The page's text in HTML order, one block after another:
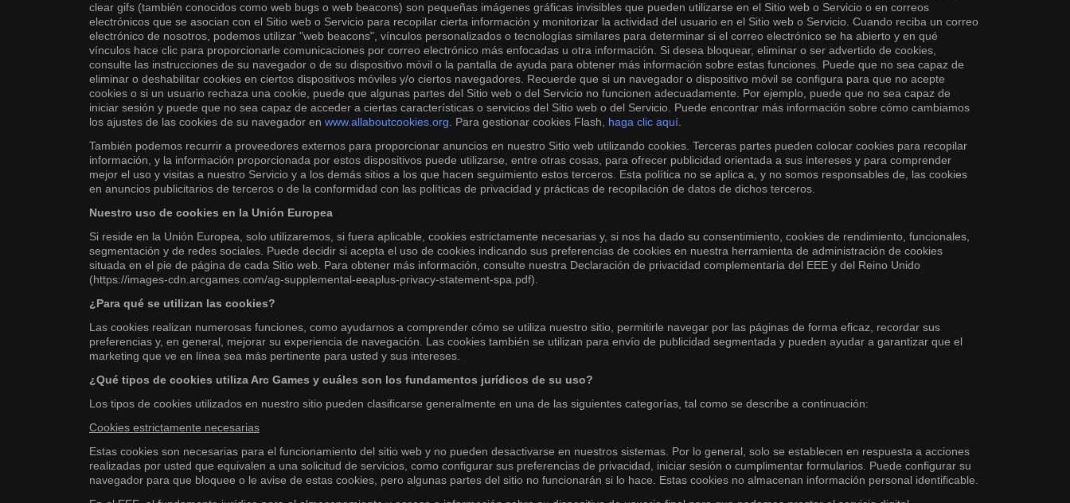
clear gifs (también conocidos como web bugs o web beacons) son pequeñas imágenes gráficas invisibles que pueden utilizarse en el Sitio web o Servicio o en correos
electrónicos que se asocian con el Sitio web o Servicio para recopilar cierta información y monitorizar la actividad del usuario en el Sitio web o Servicio. Cuando reciba un correo
electrónico de nosotros, podemos utilizar "web beacons", vínculos personalizados o tecnologías similares para determinar si el correo electrónico se ha abierto y en qué
vínculos hace clic para proporcionarle comunicaciones por correo electrónico más enfocadas u otra información. Si desea bloquear, eliminar o ser advertido de cookies,
consulte las instrucciones de su navegador o de su dispositivo móvil o la pantalla de ayuda para obtener más información sobre estas funciones. Puede que no sea capaz de
eliminar o deshabilitar cookies en ciertos dispositivos móviles y/o ciertos navegadores. Recuerde que si un navegador o dispositivo móvil se configura para que no acepte
cookies o si un usuario rechaza una cookie, puede que algunas partes del Sitio web o del Servicio no funcionen adecuadamente. Por ejemplo, puede que no sea capaz de
iniciar sesión y puede que no sea capaz de acceder a ciertas características o servicios del Sitio web o del Servicio. Puede encontrar más información sobre cómo cambiamos
los ajustes de las cookies de su navegador en www.allaboutcookies.org . Para gestionar cookies Flash, haga clic aquí
También podemos recurrir a proveedores externos para proporcionar anuncios en nuestro Sitio web utilizando cookies. Terceras partes pueden colocar cookies para recopilar
información, y la información proporcionada por estos dispositivos puede utilizarse, entre otras cosas, para ofrecer publicidad orientada a sus intereses y para comprender
mejor el uso y visitas a nuestro Servicio y a los demás sitios a los que hacen seguimiento estos terceros. Esta política no se aplica a, y no somos responsables de, las cookies
en anuncios publicitarios de terceros o de la conformidad con las políticas de privacidad y prácticas de recopilación de datos de dichos terceros.
Nuestro uso de cookies en la Unión Europea
Si reside en la Unión Europea, solo utilizaremos, si fuera aplicable, cookies estrictamente necesarias y, si nos ha dado su consentimiento, cookies de rendimiento, funcionales,
segmentación y de redes sociales. Puede decidir si acepta el uso de cookies indicando sus preferencias de cookies en nuestra herramienta de administración de cookies
situada en el pie de página de cada Sitio web. Para obtener más información, consulte nuestra Declaración de privacidad complementaria del EEE y del Reino Unido
(https://images-cdn.arcgames.com/ag-supplemental-eeaplus-privacy-statement-spa.pdf).
¿Para qué se utilizan las cookies?
Las cookies realizan numerosas funciones, como ayudarnos a comprender cómo se utiliza nuestro sitio, permitirle navegar por las páginas de forma eficaz, recordar sus
preferencias y, en general, mejorar su experiencia de navegación. Las cookies también se utilizan para envío de publicidad segmentada y pueden ayudar a garantizar que el
marketing que ve en línea sea más pertinente para usted y sus intereses.
¿Qué tipos de cookies utiliza Arc Games y cuáles son los fundamentos jurídicos de su uso?
Los tipos de cookies utilizados en nuestro sitio pueden clasificarse generalmente en una de las siguientes categorías, tal como se describe a continuación:
Cookies estrictamente necesarias
Estas cookies son necesarias para el funcionamiento del sitio web y no pueden desactivarse en nuestros sistemas. Por lo general, solo se establecen en respuesta a acciones
realizadas por usted que equivalen a una solicitud de servicios, como configurar sus preferencias de privacidad, iniciar sesión o cumplimentar formularios. Puede configurar su
navegador para que bloquee o le avise de estas cookies, pero algunas partes del sitio no funcionarán si lo hace. Estas cookies no almacenan información personal identificable.